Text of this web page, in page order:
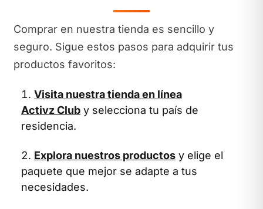
Comprar en nuestra tienda es sencillo y
seguro. Sigue estos pasos para adquirir tus
productos favoritos:
Visita nuestra tienda en línea
Activz Club y selecciona tu país de
residencia.
Explora nuestros productos y elige el
paquete que mejor se adapte a tus
necesidades.